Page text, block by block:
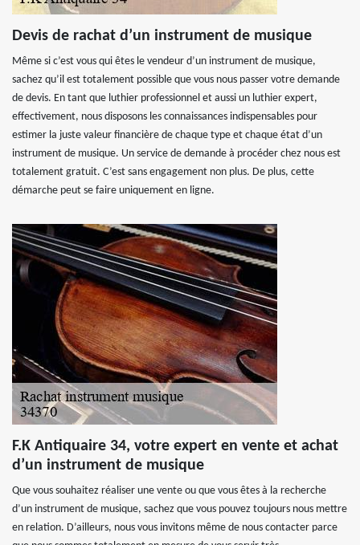
Devis de rachat d’un instrument de musique
Même si c’est vous qui êtes le vendeur d’un instrument de musique,
sachez qu’il est totalement possible que vous nous passer votre demande
de devis. En tant que luthier professionnel et aussi un luthier expert,
effectivement, nous disposons les connaissances indispensables pour
estimer la juste valeur financière de chaque type et chaque état d’un
instrument de musique. Un service de demande à procéder chez nous est
totalement gratuit. C’est sans engagement non plus. De plus, cette
démarche peut se faire uniquement en ligne.
F.K Antiquaire 34, votre expert en vente et achat
d’un instrument de musique
Que vous souhaitez réaliser une vente ou que vous êtes à la recherche
d’un instrument de musique, sachez que vous pouvez toujours nous mettre
en relation. D’ailleurs, nous vous invitons même de nous contacter parce